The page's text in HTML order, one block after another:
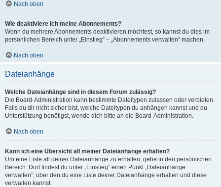
Nach oben
Wie deaktiviere ich meine Abonnements?
Wenn du mehrere Abonnements deaktivieren möchtest, so kannst du dies im
persönlichen Bereich unter „Einstieg“ – „Abonnements verwalten“ machen.
Nach oben
Dateianhänge
Welche Dateianhänge sind in diesem Forum zulässig?
Die Board-Administration kann bestimmte Dateitypen zulassen oder verbieten.
Falls du dir nicht sicher bist, welche Dateitypen du anhängen kannst und du
Unterstützung benötigst, wende dich bitte an die Board-Administration.
Nach oben
Kann ich eine Übersicht all meiner Dateianhänge erhalten?
Um eine Liste all deiner Dateianhänge zu erhalten, gehe in den persönlichen
Bereich. Dort findest du unter „Einstieg“ einen Punkt „Dateianhänge
verwalten“, über den du eine Liste deiner Dateianhänge erhalten und diese
verwalten kannst.